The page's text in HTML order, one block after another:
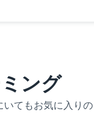
ング
てもお気に入り